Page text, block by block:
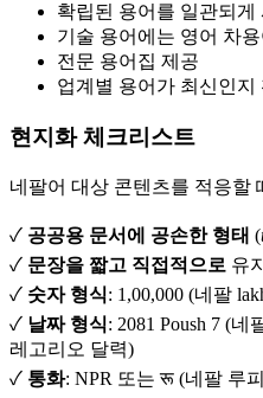
확립된 용어를 일관되게
기술 용어에는 영어 차
전문 용어집 제공
업계별 용어가 최신인지
현지화 체크리스트
네팔어 대상 콘텐츠를 적응할
✓ 공공용 문서에 공손한 형태 (
✓ 문장을 짧고 직접적으로 유
✓ 숫자 형식: 1,00,000 (네팔
✓ 날짜 형식: 2081 Poush 7 (네
레고리오 달력)
✓ 통화: NPR 또는 रू (네팔 루